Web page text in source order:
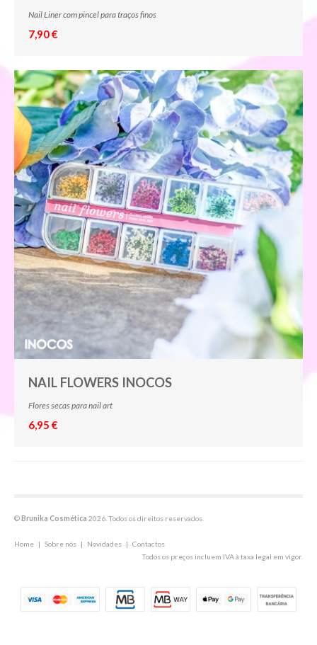
Nail Liner com pincel para traços finos
7,90 €
NAIL FLOWERS INOCOS
Flores secas para nail art
6,95 €
©Brunika Cosmética 2026. Todos os direitos reservados.
Home | Sobre nós | Novidades | Contactos
Todos os preços incluem IVA à taxa legal em vigor.